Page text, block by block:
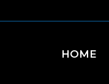
HOME